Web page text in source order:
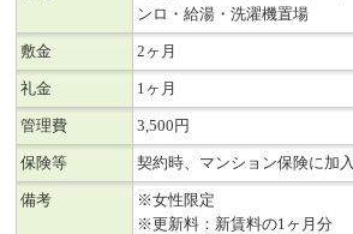
ンロ・給湯・洗濯機置場
敷金 2ヶ月
礼金 1ヶ月
管理費 3,500円
保険等 契約時、マンション保険に加入
備考
※女性限定
※更新料：新賃料の1ヶ月分